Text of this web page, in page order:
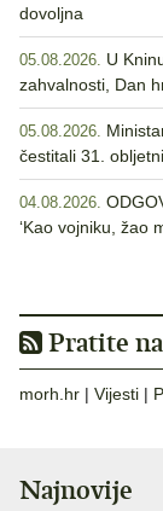
dovoljna
05.08.2026. U
zahvalnosti, Dan
05.08.2026.
čestitali 31.
04.08.2026.
‘Kao vojniku, žao
Pratite
morh.hr | Vijesti |
Najnovije